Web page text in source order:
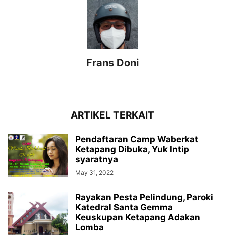
Frans Doni
ARTIKEL TERKAIT
Pendaftaran Camp Waberkat
Ketapang Dibuka, Yuk Intip
syaratnya
May 31, 2022
Rayakan Pesta Pelindung, Paroki
Katedral Santa Gemma
Keuskupan Ketapang Adakan
Lomba